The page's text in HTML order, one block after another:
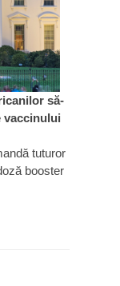
să-
vaccinului
tuturor
booster